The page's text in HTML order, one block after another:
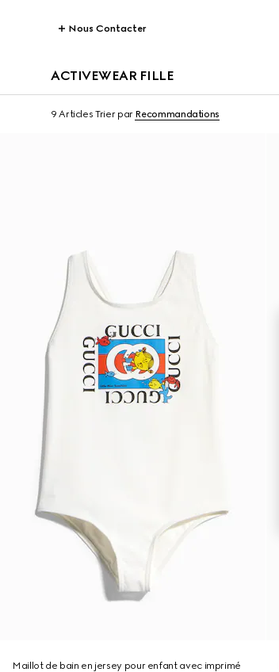
Nous Contacter
ACTIVEWEAR FILLE
9 Articles Trier par Recommandations
Maillot de bain en jersey pour enfant avec imprimé